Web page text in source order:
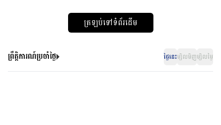
ត្រឡប់ទៅទំព័រដើម
ព្រឹត្តិការណ៍ប្រចាំថ្ងៃ ថ្ងៃនេះម្សិលមិញម្សិលម្ងៃ